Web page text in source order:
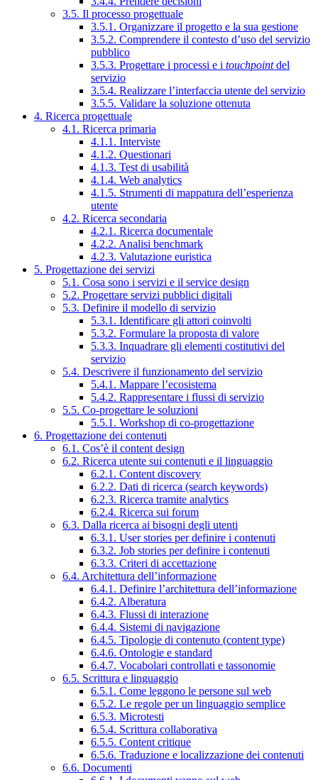
3.5. Il processo progettuale
3.5.1. Organizzare il progetto e la sua gestione
3.5.2. Comprendere il contesto d’uso del servizio
pubblico
3.5.3. Progettare i processi e i touchpointdel
servizio
3.5.4. Realizzare l’interfaccia utente del servizio
3.5.5. Validare la soluzione ottenuta
4. Ricerca progettuale
4.1. Ricerca primaria
4.1.1. Interviste
4.1.2. Questionari
4.1.3. Test di usabilità
4.1.4. Web analytics
4.1.5. Strumenti di mappatura dell’esperienza
utente
4.2. Ricerca secondaria
4.2.1. Ricerca documentale
4.2.2. Analisi benchmark
4.2.3. Valutazione euristica
5. Progettazione dei servizi
5.1. Cosa sono i servizi e il service design
5.2. Progettare servizi pubblici digitali
5.3. Definire il modello di servizio
5.3.1. Identificare gli attori coinvolti
5.3.2. Formulare la proposta di valore
5.3.3. Inquadrare gli elementi costitutivi del
servizio
5.4. Descrivere il funzionamento del servizio
5.4.1. Mappare l’ecosistema
5.4.2. Rappresentare i flussi di servizio
5.5. Co-progettare le soluzioni
5.5.1. Workshop di co-progettazione
6. Progettazione dei contenuti
6.1. Cos’è il content design
6.2. Ricerca utente sui contenuti e il linguaggio
6.2.1. Content discovery
6.2.2. Dati di ricerca (search keywords)
6.2.3. Ricerca tramite analytics
6.2.4. Ricerca sui forum
6.3. Dalla ricerca ai bisogni degli utenti
6.3.1. User stories per definire i contenuti
6.3.2. Job stories per definire i contenuti
6.3.3. Criteri di accettazione
6.4. Architettura dell’informazione
6.4.1. Definire l’architettura dell’informazione
6.4.2. Alberatura
6.4.3. Flussi di interazione
6.4.4. Sistemi di navigazione
6.4.5. Tipologie di contenuto (content type)
6.4.6. Ontologie e standard
6.4.7. Vocabolari controllati e tassonomie
6.5. Scrittura e linguaggio
6.5.1. Come leggono le persone sul web
6.5.2. Le regole per un linguaggio semplice
6.5.3. Microtesti
6.5.4. Scrittura collaborativa
6.5.5. Content critique
6.5.6. Traduzione e localizzazione dei contenuti
6.6. Documenti